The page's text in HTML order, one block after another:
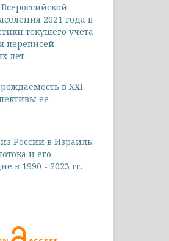
2021 года в
текущего учета
переписей
лет
в XXI
ее
России в Израиль:
и его
в 1990 - 2023 гг.